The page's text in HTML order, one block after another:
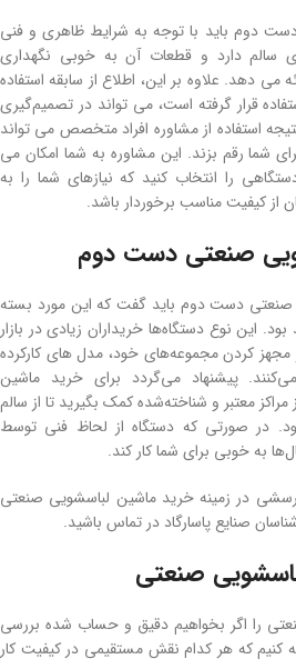
دوم باید با توجه به شرایط ظاهری و فنی
سالم دارد و قطعات آن به خوبی نگهداری
می دهد. علاوه بر این، اطلاع از سابقه استفاده
قرار گرفته است، می تواند در تصمیم‌گیری
استفاده از مشاوره افراد متخصص می تواند
شما رقم بزند. این مشاوره به شما امکان می
را انتخاب کنید که نیازهای شما را به
از کیفیت مناسب برخوردار باشد.
صنعتی دست دوم
دست دوم باید گفت که این مورد بسته
این نوع دستگاه‌ها خریداران زیادی در بازار
مجهز کردن مجموعه‌های خود، مدل های کارکرده
پیشنهاد می‌گردد برای خرید ماشین
معتبر و شناخته‌شده کمک بگیرید تا از سالم
در صورتی که دستگاه از لحاظ فنی توسط
به خوبی برای شما کار کند.
در زمینه خرید ماشین لباسشویی صنعتی
صنایع پاسارگاد در تماس باشید.
صنعتی
را اگر بخواهیم دقیق و حساب شده بررسی
کنیم که هر کدام نقش مستقیمی در کیفیت کار